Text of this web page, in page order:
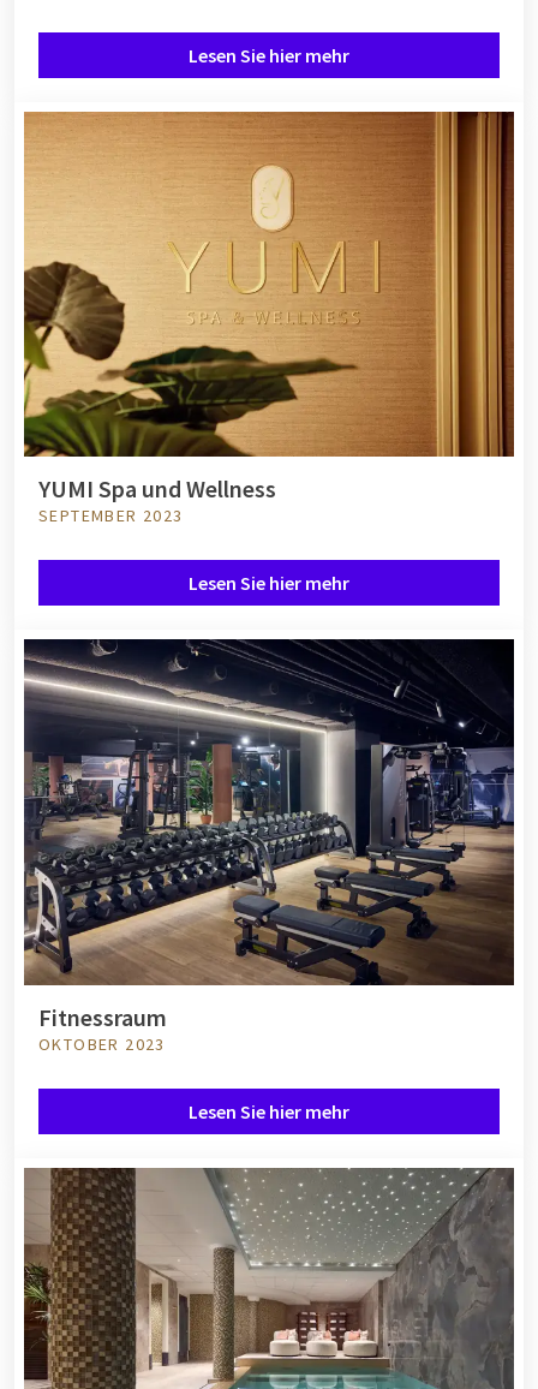
Lesen Sie hier mehr
YUMI Spa und Wellness
SEPTEMBER 2023
Lesen Sie hier mehr
Fitnessraum
OKTOBER 2023
Lesen Sie hier mehr